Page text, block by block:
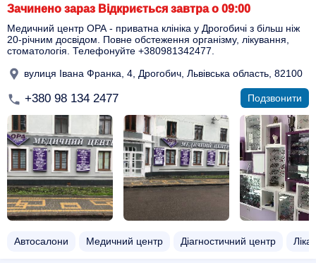
Зачинено зараз Відкриється завтра о 09:00
Медичний центр ОРА - приватна клініка у Дрогобичі з більш ніж
20-річним досвідом. Повне обстеження організму, лікування,
стоматологія. Телефонуйте +380981342477.
вулиця Івана Франка, 4, Дрогобич, Львівська область, 82100
+380 98 134 2477 Подзвонити
Автосалони Медичний центр Діагностичний центр